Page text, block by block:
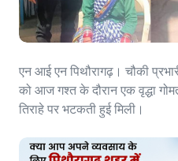
एन आई एन पिथौरागढ़। चौकी
को आज गश्त के दौरान एक वृद्धा
तिराहे पर भटकती हुई मिली।